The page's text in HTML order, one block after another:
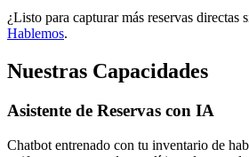
¿Listo para capturar más reservas directas
Hablemos.
Nuestras Capacidades
Asistente de Reservas con IA
Chatbot entrenado con tu inventario de